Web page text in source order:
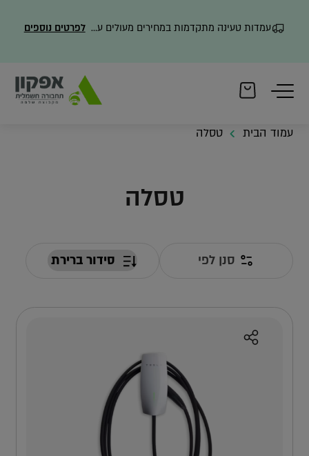
עמדות טעינה מתקדמות במחירים מעולים עם משלוח מהיר לפרטים נוספים
עמוד הבית טסלה
טסלה
סנן לפי